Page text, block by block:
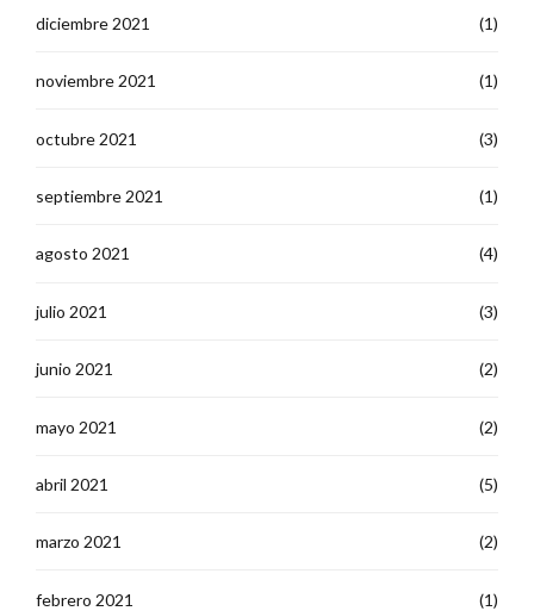
diciembre 2021 (1)
noviembre 2021 (1)
octubre 2021 (3)
septiembre 2021 (1)
agosto 2021 (4)
julio 2021 (3)
junio 2021 (2)
mayo 2021 (2)
abril 2021 (5)
marzo 2021 (2)
febrero 2021 (1)